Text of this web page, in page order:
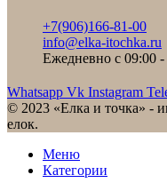
+7(906)166-81-00
info@elka-itochka.ru
Ежедневно с 09:00 -
Whatsapp Vk Instagram
© 2023 «Елка и точка» -
елок.
Меню
Категории